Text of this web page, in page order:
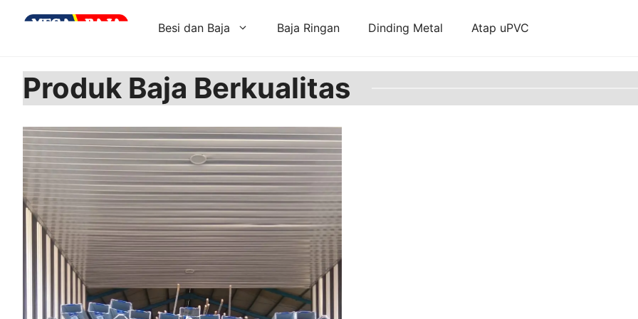
Besi dan Baja Baja Ringan Dinding Metal Atap uPVC
Produk Baja Berkualitas